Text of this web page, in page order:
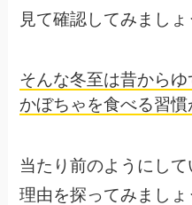
見て確認してみましょ
そんな冬至は昔からゆ
かぼちゃを食べる習慣
当たり前のようにし
理由を探ってみましょ